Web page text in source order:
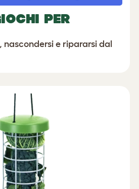
PER
nascondersi e ripararsi dal